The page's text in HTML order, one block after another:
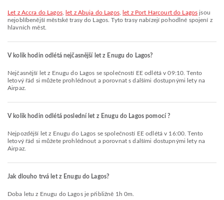
let z Accra do Lagos, let z Abuja do Lagos, let z Port Harcourt do Lagos jsou
nejoblíbenější městské trasy do Lagos. Tyto trasy nabízejí pohodlné spojení z
hlavních měst.
V kolik hodin odlétá nejčasnější let z Enugu do Lagos?
Nejčasnější let z Enugu do Lagos se společností EE odlétá v 09:10. Tento
letový řád si můžete prohlédnout a porovnat s dalšími dostupnými lety na
Airpaz.
V kolik hodin odlétá poslední let z Enugu do Lagos pomocí ?
Nejpozdější let z Enugu do Lagos se společností EE odlétá v 16:00. Tento
letový řád si můžete prohlédnout a porovnat s dalšími dostupnými lety na
Airpaz.
Jak dlouho trvá let z Enugu do Lagos?
Doba letu z Enugu do Lagos je přibližně 1h 0m.